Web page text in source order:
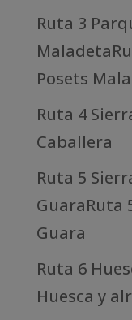
Ruta 3
Posets
Ruta 4
Caballera
Ruta 5
GuaraRuta
Guara
Ruta 6
Huesca y